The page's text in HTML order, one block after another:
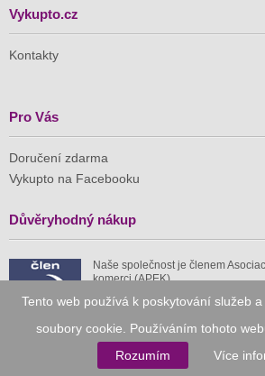
Tento web používá k poskytování služeb
soubory cookie. Používáním tohoto
Rozumím
Více
Vykupto.cz
Kontakty
Pro Vás
Doručení zdarma
Vykupto na Facebooku
Důvěryhodný nákup
Naše společnost je členem
komerci (APEK)